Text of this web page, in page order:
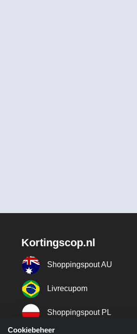
Kortingscop.nl
Shoppingspout AU
Livrecupom
Shoppingspout PL
Cookiebeheer